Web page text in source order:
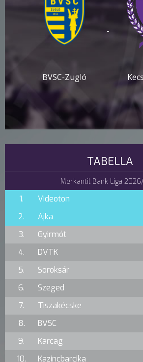
BVSC-Zugló
-
TABELLA
Merkantil Bank Liga
1. Videoton
2.
Ajka
3.
Gyirmót
4.
DVTK
5.
Soroksár
6.
Szeged
7.
Tiszakécske
8.
BVSC
9.
Karcag
10.
Kazincbarcika